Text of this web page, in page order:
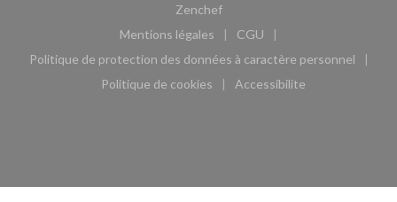
Zenchef((ouvre une nouvelle fenêtre))
Mentions légales
((ouvre une nouvelle fenêtre))
CGU
((ouvre une nouvelle
Politique de protection des données à caractère personnel
((ouvre une nouvelle fenêtre))
Politique de cookies
((ouvre une nouvelle fenêtre))
Accessibilite